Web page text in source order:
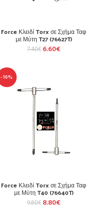
Force Κλειδί Torx σε Σχήμα Ταφ
με Μύτη T27 (76627T)
7.40€ 6.60€
-10%
Force Κλειδί Torx σε Σχήμα Ταφ
με Μύτη T40 (76640T)
9.80€ 8.80€